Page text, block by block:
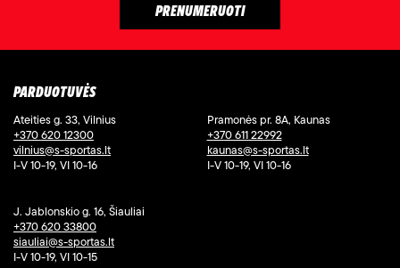
PARDUOTUVĖS
Ateities g. 33, Vilnius
+370 620 12300
vilnius@s-sportas.lt
I-V 10-19, VI 10-16
Pramonės pr. 8A, Kaunas
+370 611 22992
kaunas@s-sportas.lt
I-V 10-19, VI 10-16
J. Jablonskio g. 16, Šiauliai
+370 620 33800
siauliai@s-sportas.lt
I-V 10-19, VI 10-15